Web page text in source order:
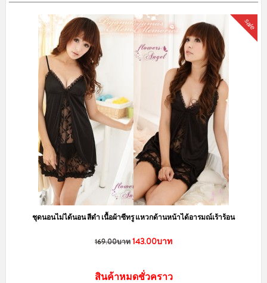
sale
ชุดนอนไม่ได้นอน สีดำ เนื้อผ้าซีทรู แหวกด้านหน้าได้อารมณ์เร้าร้อน
169.00บาท143.00บาท
สินค้าหมดชั่วคราว